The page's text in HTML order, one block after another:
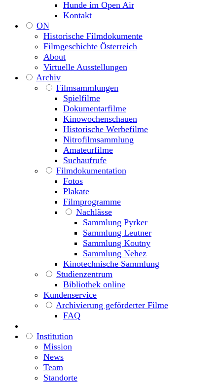
Hunde im Open Air
Kontakt
ON
Historische Filmdokumente
Filmgeschichte Österreich
About
Virtuelle Ausstellungen
Archiv
Filmsammlungen
Spielfilme
Dokumentarfilme
Kinowochenschauen
Historische Werbefilme
Nitrofilmsammlung
Amateurfilme
Suchaufrufe
Filmdokumentation
Fotos
Plakate
Filmprogramme
Nachlässe
Sammlung Pyrker
Sammlung Leutner
Sammlung Koutny
Sammlung Nehez
Kinotechnische Sammlung
Studienzentrum
Bibliothek online
Kundenservice
Archivierung geförderter Filme
FAQ
Institution
Mission
News
Team
Standorte